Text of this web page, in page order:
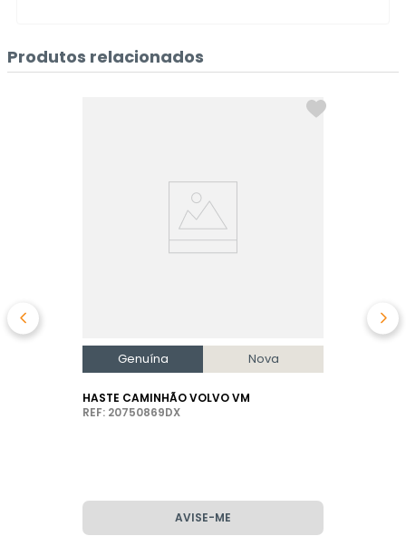
Produtos relacionados
Genuína Nova
HASTE CAMINHÃO VOLVO VM
REF: 20750869DX
AVISE-ME